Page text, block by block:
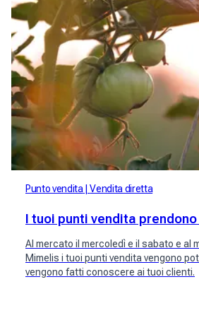
Punto vendita Vendita diretta
I tuoi punti vendita
Al mercato il mercoledì e il sabato e al
Mimelis i tuoi punti vendita vengono
vengono fatti conoscere ai tuoi clienti.